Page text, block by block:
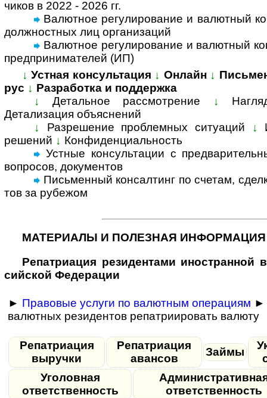
чи­ков в 2022 - 2026 гг.
Валютное регулирование и валютный
долж­но­ст­ных лиц орга­ни­заций
Валютное регулирование и валютный
пред­при­ни­ма­те­лей (ИП)
↓ Устная консультация ↓ Онлайн ↓
рус ↓ Разработка и поддержка
↓
Детальное рассмотрение ↓
Детализация объяс­нений
↓
Разрешение проблемных ситуаций ↓
решений ↓ Конфиденциальность
Устные консультации с
воп­росов, доку­ментов
Письменный консал­тинг по счетам,
тов за ру­бе­жом
МАТЕРИАЛЫ И ПОЛЕЗНАЯ ИНФОРМАЦИЯ
Репатриация ре­зи­ден­та­ми
сий­ской Федерации
► Правовые услуги по валютным операциям ►
валютных резидентов репатриировать валюту
Репатриация
выручки
Репатриация
авансов
Займы
Уголовная
ответственность
ответственность